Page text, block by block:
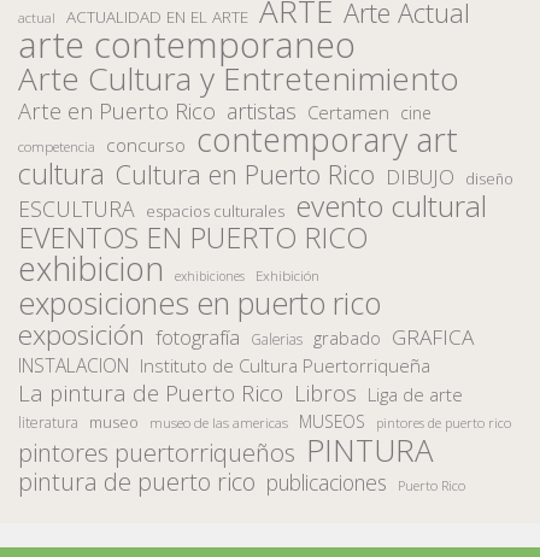
actual ACTUALIDAD EN EL ARTE ARTE Arte Actual
arte contemporaneo
Arte Cultura y Entretenimiento
Arte en Puerto Rico artistas Certamen cine
competencia concurso contemporary art
cultura Cultura en Puerto Rico DIBUJO diseño
ESCULTURA espacios culturales evento cultural
EVENTOS EN PUERTO RICO
exhibicion exhibiciones Exhibición
exposiciones en puerto rico
exposición fotografía Galerias grabado GRAFICA
INSTALACION Instituto de Cultura Puertorriqueña
La pintura de Puerto Rico Libros Liga de arte
literatura museo museo de las americas MUSEOS pintores de puerto rico
pintores puertorriqueños PINTURA
pintura de puerto rico publicaciones Puerto Rico